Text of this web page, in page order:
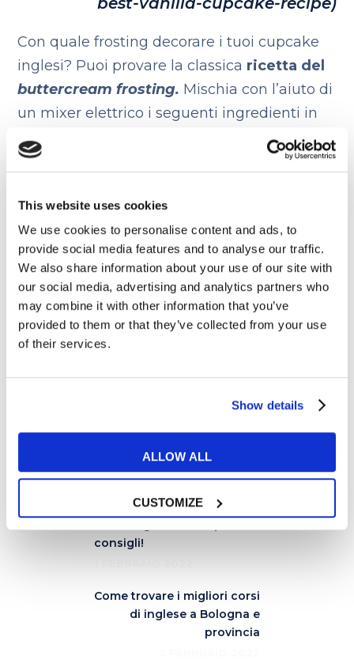
This website uses cookies
We use cookies to personalise content and ads, to
provide social media features and to analyse our traffic.
We also share information about your use of our site with
our social media, advertising and analytics partners who
may combine it with other information that you’ve
provided to them or that they’ve collected from your use
of their services.
Show details
ALLOW ALL
CUSTOMIZE
Con quale frosting decorare i tuoi cupcake
inglesi? Puoi provare la classica ricetta del
buttercream frosting. Mischia con l’aiuto di
un mixer elettrico i seguenti ingredienti in
ordine:
1 cup unsalted butter at room
temperature,
2 tablespoons milk, very gradually
450 g powdered sugar,
1 teaspoon vanilla extract (could
substitute with another extract)
madrelingua: trova il
consigli!
Come trovare i migliori corsi
di inglese a Bologna e
provincia